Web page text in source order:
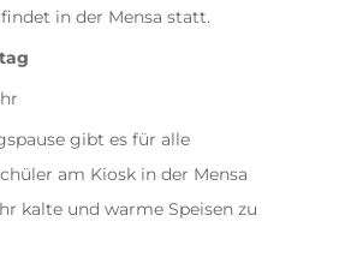
in der Mensa statt.
gibt es für alle
am Kiosk in der Mensa
kalte und warme Speisen zu